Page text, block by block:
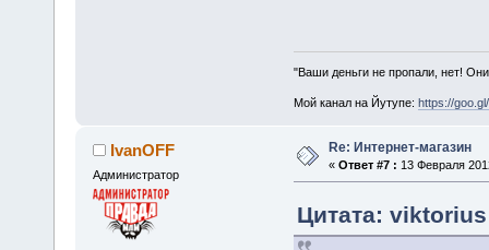
"Ваши деньги не пропали, нет!
Мой канал на Йутупе: https://
IvanOFF
Администратор
Re: Интернет-магазин
« Ответ #7 : 13 Февраля
Цитата: